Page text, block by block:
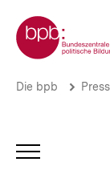
zum
Seiteninhalt
springen
Zur Startseite der bpb
Flutlicht:
bpb.de
Die bpb